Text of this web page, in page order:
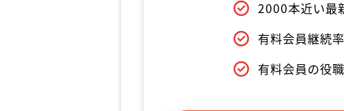
2000本近い最
有料会員継続率
有料会員の役